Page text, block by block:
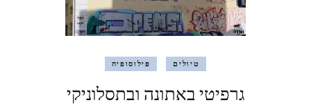
טיולים פילוסופיה
גרפיטי באתונה ובתסלוניקי